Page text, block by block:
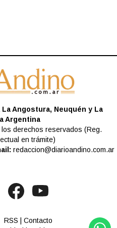
Angostura, Neuquén y La
Argentina
derechos reservados (Reg.
en trámite)
redaccion@diarioandino.com.ar
RSS |Contacto